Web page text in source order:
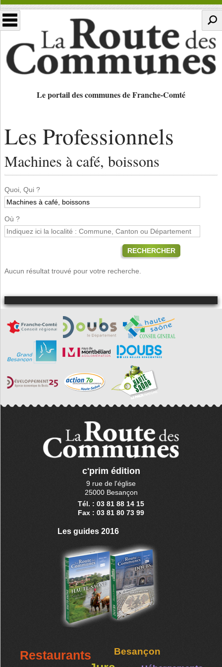
Le portail des communes de Franche-Comté
Les Professionnels
Machines à café, boissons
Quoi, Qui ?
Où ?
RECHERCHER
Aucun résultat trouvé pour votre recherche.
c'prim édition
9 rue de l'église
25000 Besançon
Tél. : 03 81 88 14 15
Fax : 03 81 80 73 99
Les guides 2016
Restaurants Besançon